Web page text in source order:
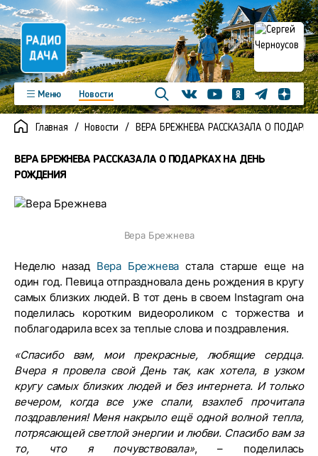
Меню
Новости
Программы
Подкасты
Новинки
Фото
Видео
ВконтактеYoutubeОдноклассники
ТелеграмЯндекс
Главная Новости ВЕРА БРЕЖНЕВА РАССКАЗАЛА О
ВЕРА БРЕЖНЕВА РАССКАЗАЛА О ПОДАРКАХ НА ДЕНЬ
РОЖДЕНИЯ
Вера Брежнева
Неделю назад Вера Брежнева стала старше еще на
один год. Певица отпраздновала день рождения в кругу
самых близких людей. В тот день в своем Instagram она
поделилась коротким видеороликом с торжества и
поблагодарила всех за теплые слова и поздравления.
«Спасибо вам, мои прекрасные, любящие сердца.
Вчера я провела свой День так, как хотела, в узком
кругу самых близких людей и без интернета. И только
вечером, когда все уже спали, взахлеб прочитала
поздравления! Меня накрыло ещё одной волной тепла,
потрясающей светлой энергии и любви. Спасибо вам за
то, что я почувствовала», – поделилась